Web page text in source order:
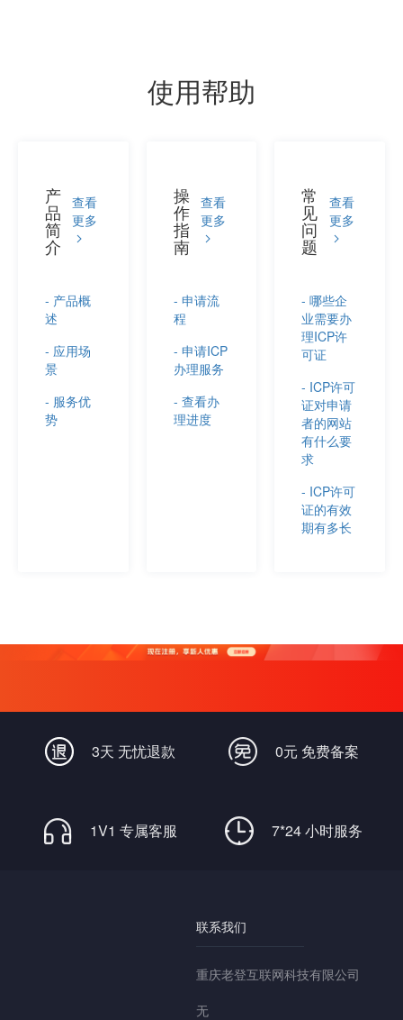
使用帮助
产
品
简
介
查看
更多
- 产品概
述
- 应用场
景
- 服务优
势
操
作
指
南
查看
更多
- 申请流
程
- 申请ICP
办理服务
- 查看办
理进度
常
见
问
题
查看
更多
- 哪些企
业需要办
理ICP许
可证
- ICP许可
证对申请
者的网站
有什么要
求
- ICP许可
证的有效
期有多长
3天 无忧退款 0元 免费备案
1V1 专属客服 7*24 小时服务
联系我们
重庆老登互联网科技有限公司
无